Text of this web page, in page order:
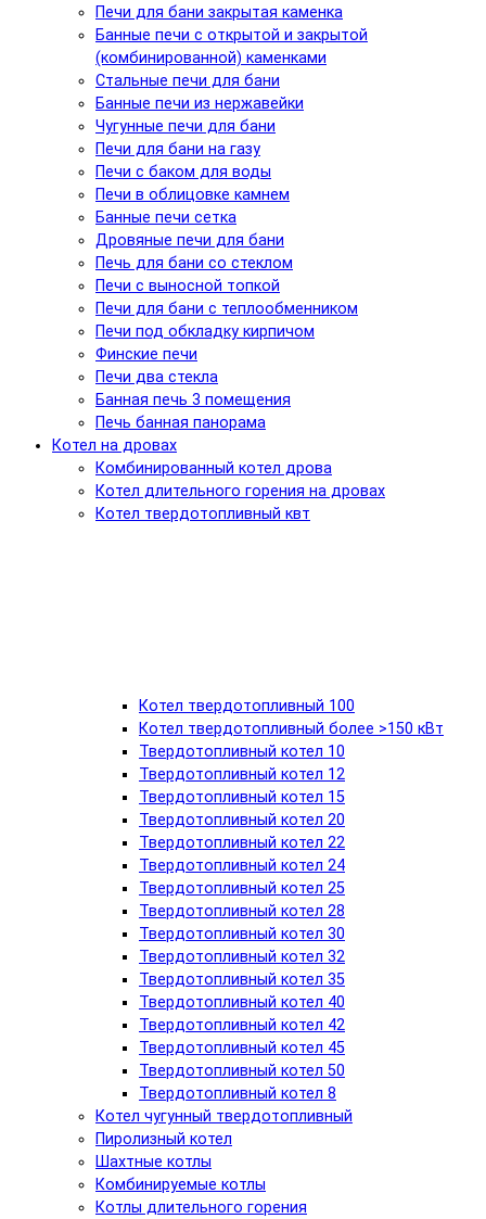
Печи для бани закрытая каменка
Банные печи с открытой и закрытой
(комбинированной) каменками
Стальные печи для бани
Банные печи из нержавейки
Чугунные печи для бани
Печи для бани на газу
Печи с баком для воды
Печи в облицовке камнем
Банные печи сетка
Дровяные печи для бани
Печь для бани со стеклом
Печи с выносной топкой
Печи для бани с теплообменником
Печи под обкладку кирпичом
Финские печи
Печи два стекла
Банная печь 3 помещения
Печь банная панорама
Котел на дровах
Комбинированный котел дрова
Котел длительного горения на дровах
Котел твердотопливный квт
Котел твердотопливный 100
Котел твердотопливный более >150 кВт
Твердотопливный котел 10
Твердотопливный котел 12
Твердотопливный котел 15
Твердотопливный котел 20
Твердотопливный котел 22
Твердотопливный котел 24
Твердотопливный котел 25
Твердотопливный котел 28
Твердотопливный котел 30
Твердотопливный котел 32
Твердотопливный котел 35
Твердотопливный котел 40
Твердотопливный котел 42
Твердотопливный котел 45
Твердотопливный котел 50
Твердотопливный котел 8
Котел чугунный твердотопливный
Пиролизный котел
Шахтные котлы
Комбинируемые котлы
Котлы длительного горения